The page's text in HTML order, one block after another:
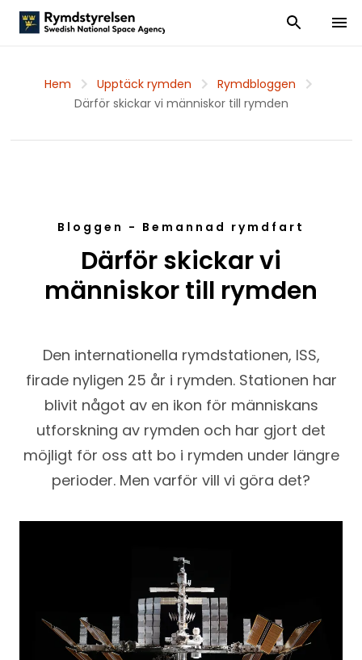
Visa och dölj
Visa
Hem Upptäck rymden
Rymdbloggen
Därför skickar vi människor till rymden
Bloggen - Bemannad rymdfart
Därför skickar vi
människor till rymden
Den internationella rymdstationen, ISS,
firade nyligen 25 år i rymden. Stationen har
blivit något av en ikon för människans
utforskning av rymden och har gjort det
möjligt för oss att bo i rymden under längre
perioder. Men varför vill vi göra det?